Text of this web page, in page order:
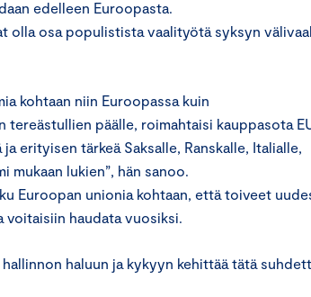
edelleen Euroopasta.
osa populistista vaalityötä syksyn
kohtaan niin Euroopassa kuin
päälle, roimahtaisi kauppasota
erityisen tärkeä Saksalle, Ranskalle, Italialle,
mukaan lukien”, hän sanoo.
Euroopan unionia kohtaan, että toiveet
voitaisiin haudata vuosiksi.
haluun ja kykyyn kehittää tätä